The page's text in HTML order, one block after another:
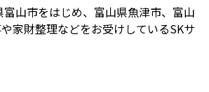
山市をはじめ、富山県魚津市、富山
家財整理などをお受けしているSKサ